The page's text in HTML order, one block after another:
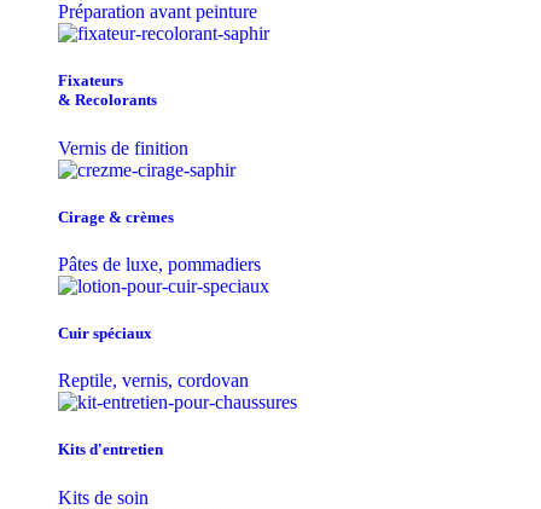
Préparation avant peinture
Fixateurs
& Recolorants
Vernis de finition
Cirage & crèmes
Pâtes de luxe, pommadiers
Cuir spéciaux
Reptile, vernis, cordovan
Kits d'entretien
Kits de soin